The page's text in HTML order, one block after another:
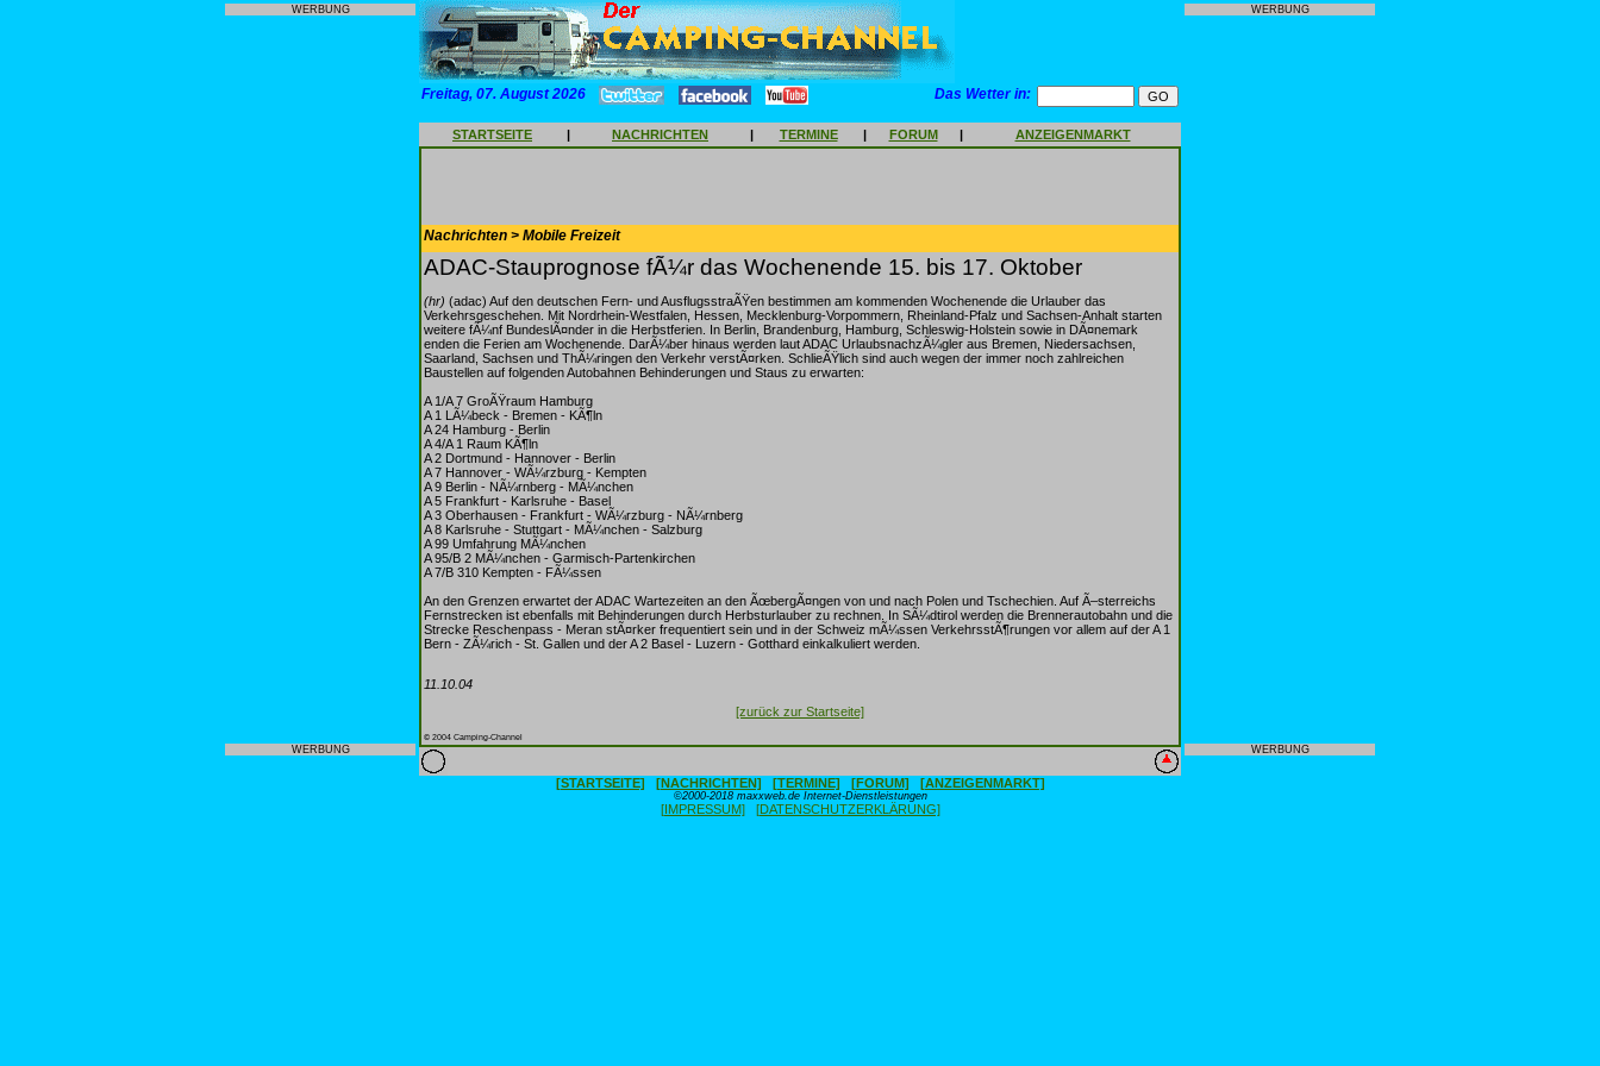
WERBUNG
WERBUNG
Freitag, 07. August 2026 Das Wetter in:
STARTSEITE | NACHRICHTEN | TERMINE | FORUM | ANZEIGENMARKT
Nachrichten > Mobile Freizeit
ADAC-Stauprognose fÃ¼r das Wochenende 15. bis 17. Oktober
(hr) (adac) Auf den deutschen Fern- und AusflugsstraÃŸen bestimmen am kommenden Wochenende die Urlauber das
Verkehrsgeschehen. Mit Nordrhein-Westfalen, Hessen, Mecklenburg-Vorpommern, Rheinland-Pfalz und Sachsen-Anhalt starten
weitere fÃ¼nf BundeslÃ¤nder in die Herbstferien. In Berlin, Brandenburg, Hamburg, Schleswig-Holstein sowie in DÃ¤nemark
enden die Ferien am Wochenende. DarÃ¼ber hinaus werden laut ADAC UrlaubsnachzÃ¼gler aus Bremen, Niedersachsen,
Saarland, Sachsen und ThÃ¼ringen den Verkehr verstÃ¤rken. SchlieÃŸlich sind auch wegen der immer noch zahlreichen
Baustellen auf folgenden Autobahnen Behinderungen und Staus zu erwarten:
A 1/A 7 GroÃŸraum Hamburg
A 1 LÃ¼beck - Bremen - KÃ¶ln
A 24 Hamburg - Berlin
A 4/A 1 Raum KÃ¶ln
A 2 Dortmund - Hannover - Berlin
A 7 Hannover - WÃ¼rzburg - Kempten
A 9 Berlin - NÃ¼rnberg - MÃ¼nchen
A 5 Frankfurt - Karlsruhe - Basel
A 3 Oberhausen - Frankfurt - WÃ¼rzburg - NÃ¼rnberg
A 8 Karlsruhe - Stuttgart - MÃ¼nchen - Salzburg
A 99 Umfahrung MÃ¼nchen
A 95/B 2 MÃ¼nchen - Garmisch-Partenkirchen
A 7/B 310 Kempten - FÃ¼ssen
An den Grenzen erwartet der ADAC Wartezeiten an den ÃœbergÃ¤ngen von und nach Polen und Tschechien. Auf Ã–sterreichs
Fernstrecken ist ebenfalls mit Behinderungen durch Herbsturlauber zu rechnen. In SÃ¼dtirol werden die Brennerautobahn und die
Strecke Reschenpass - Meran stÃ¤rker frequentiert sein und in der Schweiz mÃ¼ssen VerkehrsstÃ¶rungen vor allem auf der A 1
Bern - ZÃ¼rich - St. Gallen und der A 2 Basel - Luzern - Gotthard einkalkuliert werden.
11.10.04
[zurück zur Startseite]
© 2004 Camping-Channel
[STARTSEITE] [NACHRICHTEN] [TERMINE] [FORUM] [ANZEIGENMARKT]
©2000-2018 maxxweb.de Internet-Dienstleistungen
[IMPRESSUM] [DATENSCHUTZERKLÄRUNG]
WERBUNG
WERBUNG